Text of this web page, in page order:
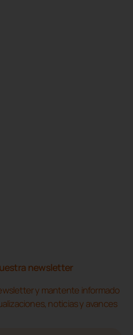
newsletter
y mantente informado
noticias y avances